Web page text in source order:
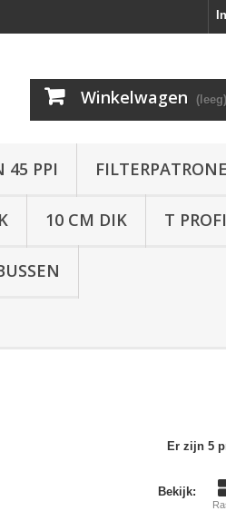
Winkelwagen (leeg)
45 PPI
10 CM DIK T
Er zijn 5
Bekijk: